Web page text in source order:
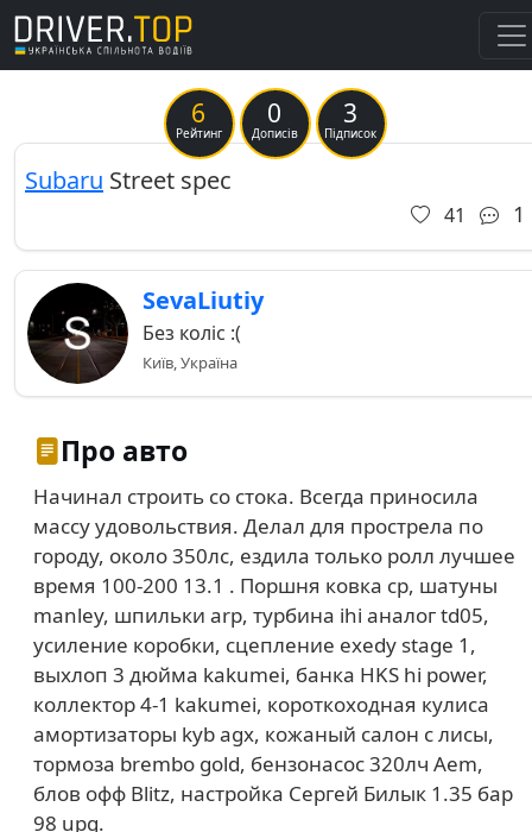
6
Рейтинг
0
Дописів
3
Підписок
Previous
Subaru Street spec
41 1
SevaLiutiy
Без коліс :(
Київ, Україна
Про авто
Начинал строить со стока. Всегда приносила
массу удовольствия. Делал для прострела по
городу, около 350лс, ездила только ролл лучшее
время 100-200 13.1 . Поршня ковка cp, шатуны
manley, шпильки arp, турбина ihi аналог td05,
усиление коробки, сцепление exedy stage 1,
выхлоп 3 дюйма kakumei, банка HKS hi power,
коллектор 4-1 kakumei, короткоходная кулиса
амортизаторы kyb agx, кожаный салон с лисы,
тормоза brembo gold, бензонасос 320лч Aem,
блов офф Blitz, настройка Сергей Билык 1.35 бар
98 upg.